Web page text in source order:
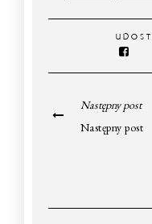
Następny post
Następny post